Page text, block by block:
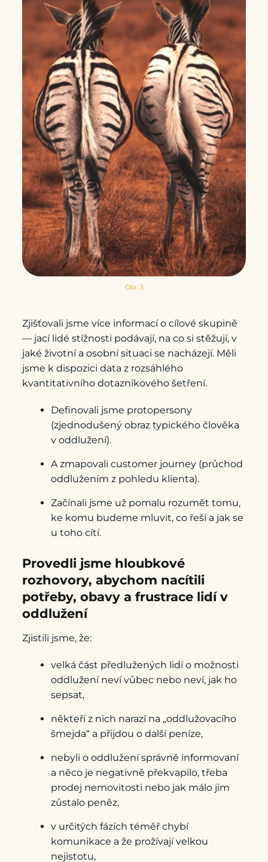
Obr. 3
Zjišťovali jsme více informací o cílové skupině
— jací lidé stížnosti podávají, na co si stěžují, v
jaké životní a osobní situaci se nacházejí. Měli
jsme k dispozici data z rozsáhlého
kvantitativního dotazníkového šetření.
Definovali jsme protopersony
(zjednodušený obraz typického člověka
v oddlužení).
A zmapovali customer journey (průchod
oddlužením z pohledu klienta).
Začínali jsme už pomalu rozumět tomu,
ke komu budeme mluvit, co řeší a jak se
u toho cítí.
Provedli jsme hloubkové
rozhovory, abychom nacítili
potřeby, obavy a frustrace lidí v
oddlužení
Zjistili jsme, že:
velká část předlužených lidí o možnosti
oddlužení neví vůbec nebo neví, jak ho
sepsat,
někteří z nich narazí na „oddlužovacího
šmejda“ a přijdou o další peníze,
nebyli o oddlužení správně informovaní
a něco je negativně překvapilo, třeba
prodej nemovitosti nebo jak málo jim
zůstalo peněz,
v určitých fázích téměř chybí
komunikace a že prožívají velkou
nejistotu,